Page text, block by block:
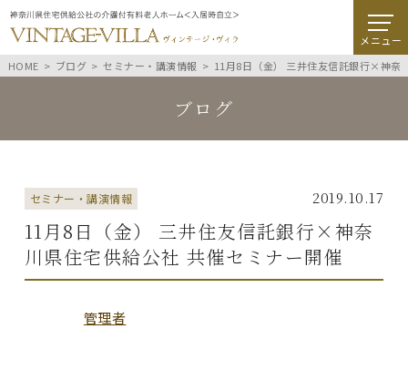
メニュー
HOME
ブログ セミナー・講演情報 11月8日（金） 三井住友信託銀行×神奈
ブログ
セミナー・講演情報 2019.10.17
11月8日（金） 三井住友信託銀行×神奈
川県住宅供給公社 共催セミナー開催
管理者